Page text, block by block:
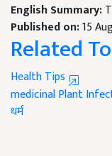
English Summary:
Published on:15
Related
Health Tips
medicinal Plant
धर्म